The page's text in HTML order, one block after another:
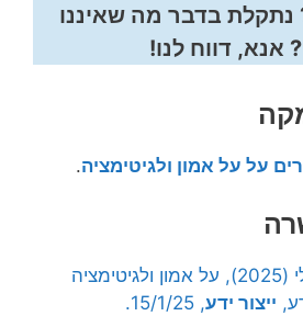
נתקלת בדבר מה שאיננו
אנא, דווח לנו!
על על אמון ולגיטימציה.
פנחס יחזקאלי (2025), על אמון ולגיטימציה
ייצור ידע, 15/1/25.